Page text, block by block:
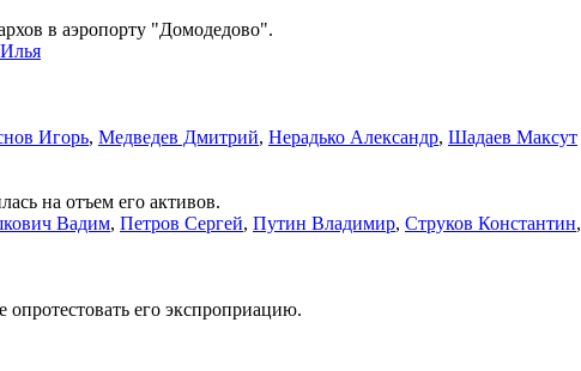
в аэропорту "Домодедово".
Игорь, Медведев Дмитрий, Нерадько Александр, Шадаев Максут
на отъем его активов.
Вадим, Петров Сергей, Путин Владимир, Струков Константин,
его экспроприацию.